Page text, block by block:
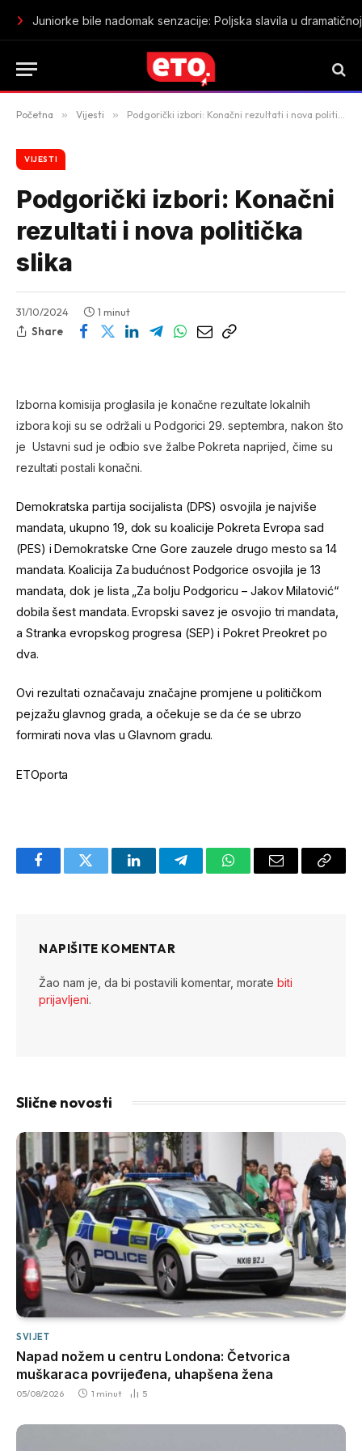
Juniorke bile nadomak senzacije: Poljska slavila u
Početna » Vijesti » Podgorički izbori: Konačni rezultati i nova politička slika
VIJESTI
Podgorički izbori: Konačni
rezultati i nova politička
slika
31/10/2024
1 minut
Share
Izborna komisija proglasila je konačne rezultate lokalnih
izbora koji su se održali u Podgorici 29. septembra, nakon što
je Ustavni sud je odbio sve žalbe Pokreta naprijed, čime su
rezultati postali konačni.
Demokratska partija socijalista (DPS) osvojila je najviše
mandata, ukupno 19, dok su koalicije Pokreta Evropa sad
(PES) i Demokratske Crne Gore zauzele drugo mesto sa 14
mandata. Koalicija Za budućnost Podgorice osvojila je 13
mandata, dok je lista „Za bolju Podgoricu – Jakov Milatović“
dobila šest mandata. Evropski savez je osvojio tri mandata,
a Stranka evropskog progresa (SEP) i Pokret Preokret po
dva.
Ovi rezultati označavaju značajne promjene u političkom
pejzažu glavnog grada, a očekuje se da će se ubrzo
formirati nova vlas u Glavnom gradu.
ETOporta
FacebookTwitter LinkedInTelegramWhatsAppEmail
Copy
NAPIŠITE KOMENTAR
Žao nam je, da bi postavili komentar, morate biti
prijavljeni.
Slične novosti
SVIJET
Napad nožem u centru Londona: Četvorica
muškaraca povrijeđena, uhapšena žena
05/08/2026 1 minut 5